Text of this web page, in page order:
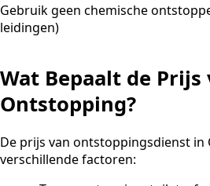
Gebruik geen chemische
leidingen)
Wat Bepaalt de Prijs
Ontstopping?
De prijs van ontstoppingsdienst in
verschillende factoren: